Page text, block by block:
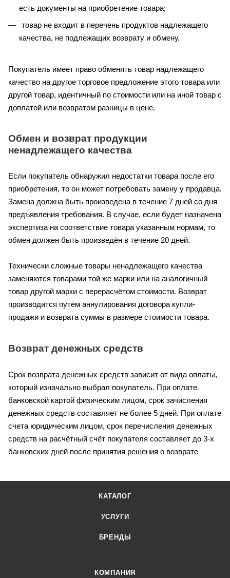
есть документы на приобретение товара;
товар не входит в перечень продуктов надлежащего
качества, не подлежащих возврату и обмену.
Покупатель имеет право обменять товар надлежащего
качество на другое торговое предложение этого товара или
другой товар, идентичный по стоимости или на иной товар с
доплатой или возвратом разницы в цене.
Обмен и возврат продукции
ненадлежащего качества
Если покупатель обнаружил недостатки товара после его
приобретения, то он может потребовать замену у продавца.
Замена должна быть произведена в течение 7 дней со дня
предъявления требования. В случае, если будет назначена
экспертиза на соответствие товара указанным нормам, то
обмен должен быть произведён в течение 20 дней.
Технически сложные товары ненадлежащего качества
заменяются товарами той же марки или на аналогичный
товар другой марки с перерасчётом стоимости. Возврат
производится путём аннулирования договора купли-
продажи и возврата суммы в размере стоимости товара.
Возврат денежных средств
Срок возврата денежных средств зависит от вида оплаты,
который изначально выбрал покупатель. При оплате
банковской картой физическим лицом, срок зачисления
денежных средств составляет не более 5 дней. При оплате
счета юридическим лицом, срок перечисления денежных
средств на расчётный счёт покупателя составляет до 3-х
банковских дней после принятия решения о возврате
КАТАЛОГ
УСЛУГИ
БРЕНДЫ
КОМПАНИЯ